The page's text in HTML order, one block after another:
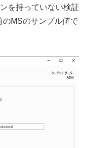
を持っていない検証
のMSのサンプル値で